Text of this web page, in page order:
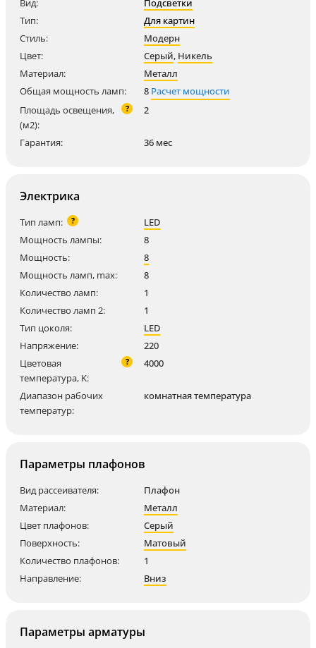
Вид:
Подсветки
Тип:
Для картин
Стиль:
Модерн
Цвет:
Серый, Никель
Материал:
Металл
Общая мощность ламп:
8 Расчет мощности
Площадь освещения,
(м2):
? 2
Гарантия: 36 мес
Электрика
Тип ламп: ?
LED
Мощность лампы:
8
Мощность:
8
Мощность ламп, max:
8
Количество ламп:
1
Количество ламп 2:
1
Тип цоколя:
LED
Напряжение:
220
Цветовая
температура, K:
? 4000
Диапазон рабочих
температур:
комнатная температура
Параметры плафонов
Вид рассеивателя:
Плафон
Материал:
Металл
Цвет плафонов:
Серый
Поверхность:
Матовый
Количество плафонов:
1
Направление:
Вниз
Параметры арматуры